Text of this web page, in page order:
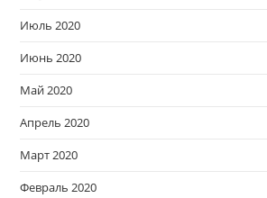
Июль 2020
Июнь 2020
Май 2020
Апрель 2020
Март 2020
Февраль 2020